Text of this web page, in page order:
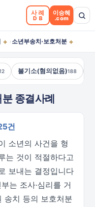
사례
DB
이승혜
.com
+ › 소년부송치·보호처분 +
불기소(혐의없음)188
종결사례
건
소년의 사건을 형
는 것이 적절하다고
보내는 결정입니다
는 조사·심리를 거
송치 등의 보호처분